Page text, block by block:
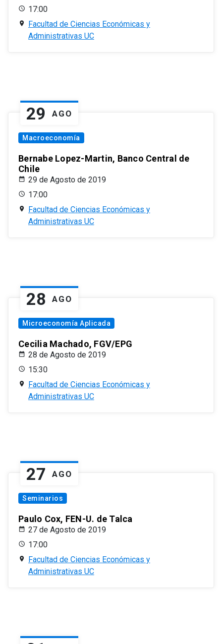
17:00
Facultad de Ciencias Económicas y
Administrativas UC
29 AGO
Macroeconomía
Bernabe Lopez-Martin, Banco Central de
Chile
29 de Agosto de 2019
17:00
Facultad de Ciencias Económicas y
Administrativas UC
28 AGO
Microeconomía Aplicada
Cecilia Machado, FGV/EPG
28 de Agosto de 2019
15:30
Facultad de Ciencias Económicas y
Administrativas UC
27 AGO
Seminarios
Paulo Cox, FEN-U. de Talca
27 de Agosto de 2019
17:00
Facultad de Ciencias Económicas y
Administrativas UC